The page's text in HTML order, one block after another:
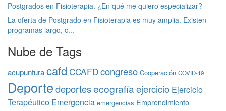
Postgrados en Fisioterapia. ¿En qué me quiero especializar?
La oferta de Postgrado en Fisioterapia es muy amplia. Existen
programas largo, c...
Nube de Tags
acupunturacafd CCAFDcongreso Cooperación COVID-19
Deportedeportesecografíaejercicio Ejercicio
Terapéutico Emergencia emergencias Emprendimiento